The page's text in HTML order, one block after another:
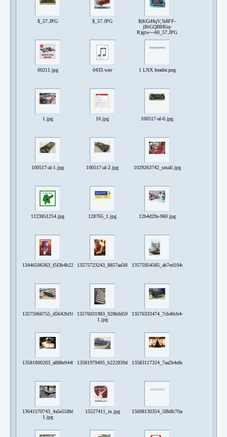
$_57.JPG $_57.JPG
$(KGrHqV,!k8FF-
jBtGQ8BRiq-
R)gtw~~60_57.JPG
00211.jpg 0433.wav 1 LNX header.png
1.jpg 10.jpg 100517-al-0.jpg
100517-al-1.jpg 100517-al-2.jpg 1029263742_small.jpg
1123851254.jpg 128765_1.jpg 12b4d29s-960.jpg
13446506363_f5f3b4b22e_z.jpg13575723243_8857aa569e_z.jpg13575954585_ab7ed104d5_z.jpg
13575966755_d5642bf106_z.jpg13576031983_928b0d5911_z-
1.jpg
13576333474_7cb40cb441_z.jpg
13581800203_a888e94488_z.jpg13581979495_b222839d47_z.jpg13583117324_7aa2b4e8e5_z.jpg
13641570743_4a5e55f8d0_z-
1.jpg
15527411_m.jpg 15698130354_5f8dfc70ae_z.jpg